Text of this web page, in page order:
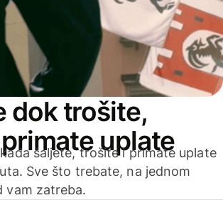
dok trošite,
uplate
šaljete, trošite i primate uplate
Sve što trebate, na jednom
vam zatreba.